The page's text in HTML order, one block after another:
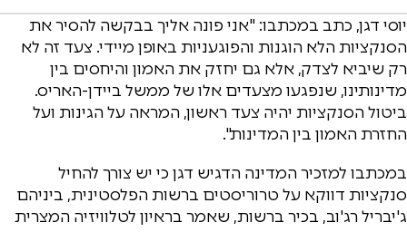
יוסי דגן, כתב במכתבו: "אני פונה אליך בבקשה להסיר את
הסנקציות הלא הוגנות והפוגעניות באופן מיידי. צעד זה לא
רק שיביא לצדק, אלא גם יחזק את האמון והיחסים בין
מדינותינו, שנפגעו מצעדים אלו של ממשל ביידן-האריס.
ביטול הסנקציות יהיה צעד ראשון, המראה על הגינות ועל
החזרת האמון בין המדינות".
במכתבו למזכיר המדינה הדגיש דגן כי יש צורך להחיל
סנקציות דווקא על טרוריסטים ברשות הפלסטינית, ביניהם
ג'יבריל רג'וב, בכיר ברשות, שאמר בראיון לטלוויזיה המצרית